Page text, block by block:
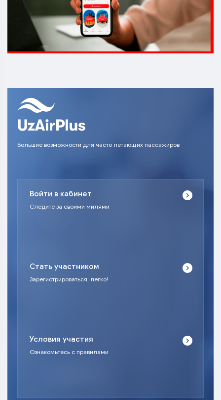
Большие возможности для часто летающих пассажиров
Войти в кабинет
Следите за своими милями
Стать участником
Зарегистрироваться, легко!
Условия участия
Ознакомьтесь с правилами